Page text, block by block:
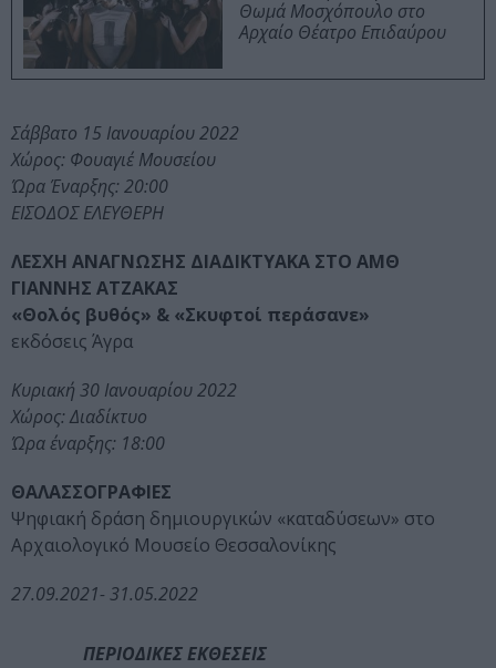
Θωμά Μοσχόπουλο στο
Αρχαίο Θέατρο Επιδαύρου
Σάββατο 15 Ιανουαρίου 2022
Χώρος: Φουαγιέ Μουσείου
Ώρα Έναρξης: 20:00
ΕΙΣΟΔΟΣ ΕΛΕΥΘΕΡΗ
ΛΕΣΧΗ ΑΝΑΓΝΩΣΗΣ ΔΙΑΔΙΚΤΥΑΚΑ ΣΤΟ ΑΜΘ
ΓΙΑΝΝΗΣ ΑΤΖΑΚΑΣ
«Θολός βυθός» & «Σκυφτοί περάσανε»
εκδόσεις Άγρα
Κυριακή 30 Ιανουαρίου 2022
Χώρος: Διαδίκτυο
Ώρα έναρξης: 18:00
ΘΑΛΑΣΣΟΓΡΑΦΙΕΣ
Ψηφιακή δράση δημιουργικών «καταδύσεων» στο
Αρχαιολογικό Μουσείο Θεσσαλονίκης
27.09.2021- 31.05.2022
ΠΕΡΙΟΔΙΚΕΣ ΕΚΘΕΣΕΙΣ